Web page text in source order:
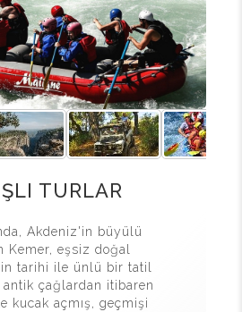
TURLAR
Akdeniz'in büyülü
Kemer, eşsiz doğal
tarihi ile ünlü bir tatil
çağlardan itibaren
kucak açmış, geçmişi